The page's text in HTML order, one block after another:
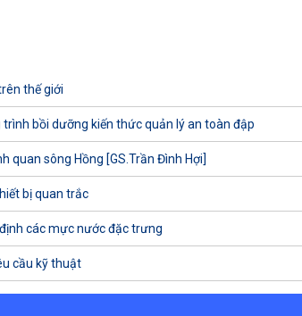
thế giới
bồi dưỡng kiến thức quản lý an toàn đập
quan sông Hồng [GS.Trần Đình Hợi]
bị quan trắc
các mực nước đặc trưng
cầu kỹ thuật